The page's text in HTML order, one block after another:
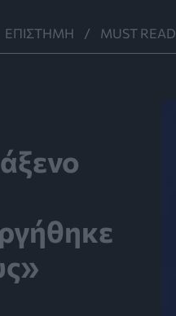
ΕΠΙΣΤΉΜΗ MUST READ